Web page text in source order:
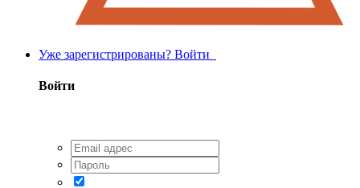
Уже зарегистрированы? Войти
Войти